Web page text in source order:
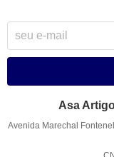
Asa
Avenida Marechal